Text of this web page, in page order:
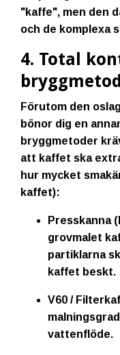
"kaffe", men den
och de komplexa
4. Total
bryggmetod
Förutom den
bönor dig en
bryggmetoder
att kaffet ska
hur mycket
kaffet):
Presskanna
grovmalet
partiklarna
kaffet beskt.
V60 /
vattenflöde.